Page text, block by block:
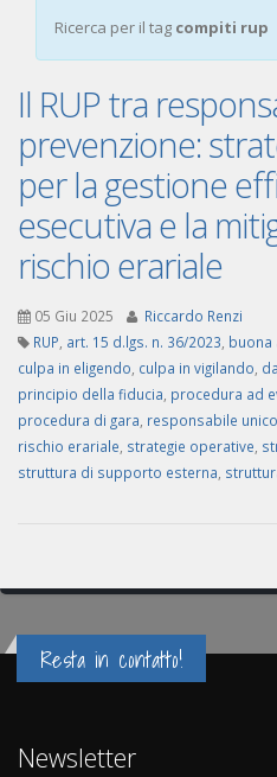
Ricerca per il tag compiti rup
Il RUP tra
prevenzione:
per la gestione
esecutiva e la
rischio erariale
05 Giu 2025
Riccardo Renzi
RUP art. 15 d.lgs. n. 36/2023 buona
culpa in eligendo culpa in vigilando
principio della fiducia procedura ad
procedura di gara responsabile
rischio erariale strategie operative
struttura di supporto esterna
Resta in contatto!
Newsletter